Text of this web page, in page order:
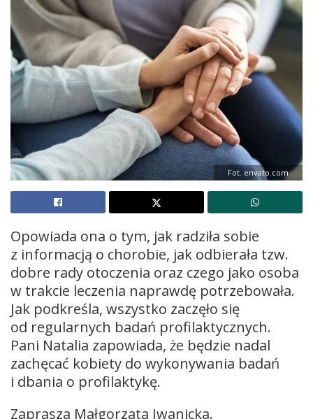
Fot. envato.com
Opowiada ona o tym, jak radziła sobie
z informacją o chorobie, jak odbierała tzw.
dobre rady otoczenia oraz czego jako osoba
w trakcie leczenia naprawdę potrzebowała.
Jak podkreśla, wszystko zaczęło się
od regularnych badań profilaktycznych.
Pani Natalia zapowiada, że będzie nadal
zachęcać kobiety do wykonywania badań
i dbania o profilaktykę.
Zaprasza Małgorzata Iwanicka.